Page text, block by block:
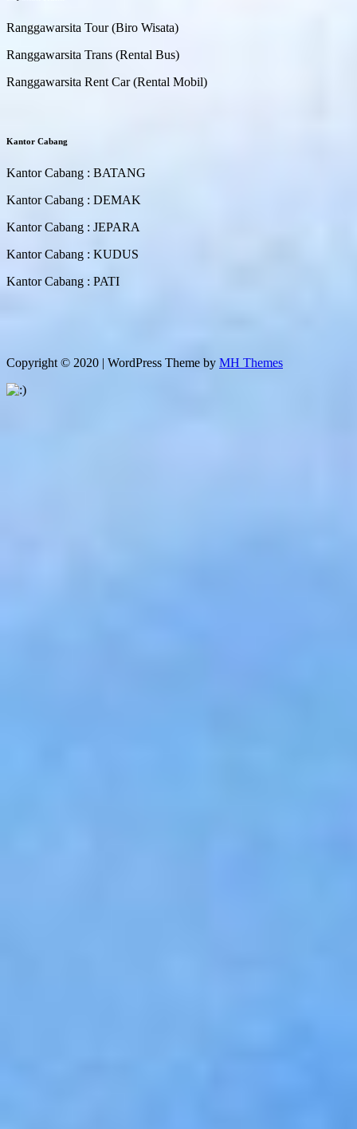
Ranggawarsita Tour (Biro Wisata)
Ranggawarsita Trans (Rental Bus)
Ranggawarsita Rent Car (Rental Mobil)
Kantor Cabang
Kantor Cabang : BATANG
Kantor Cabang : DEMAK
Kantor Cabang : JEPARA
Kantor Cabang : KUDUS
Kantor Cabang : PATI
Copyright © 2020 | WordPress Theme by MH Themes